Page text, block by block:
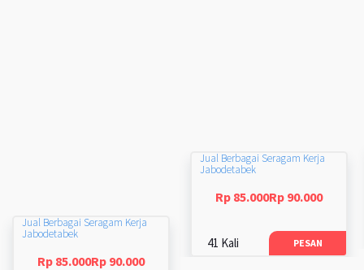
Jual Berbagai Seragam Kerja
Jabodetabek
Rp 85.000Rp 90.000
41 Kali PESAN
Jual Berbagai Seragam Kerja
Jabodetabek
Rp 85.000Rp 90.000